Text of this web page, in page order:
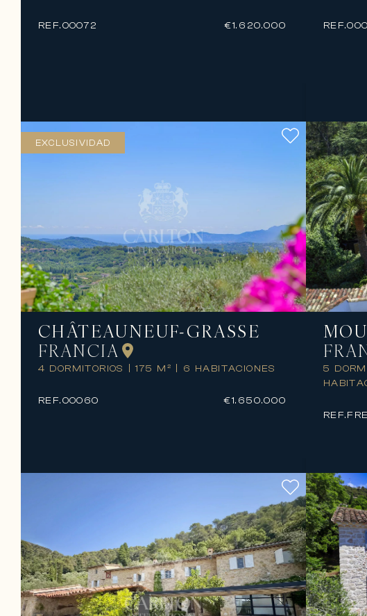
REF.00072 €1.620.000 REF.
EXCLUSIVIDAD
CHÂTEAUNEUF-GRASSE
FRANCIA
4 DORMITORIOS 175 M² 6 HABITACIONES
REF.00060 €1.650.000
5
REF.